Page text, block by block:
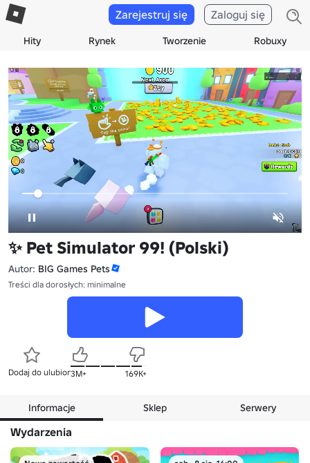
Hity Rynek Tworzenie Robuxy
Zarejestruj się Zaloguj się
✨ Pet Simulator 99! (Polski)
Autor: BIG Games Pets
Treści dla dorosłych: minimalne
Dodaj do ulubionych
3M+ 169K+
Informacje Sklep Serwery
Wydarzenia